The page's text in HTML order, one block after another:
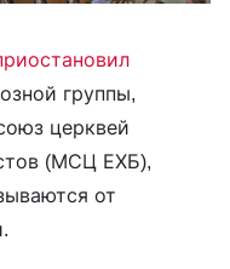
группы,
церквей
(МСЦ ЕХБ),
от